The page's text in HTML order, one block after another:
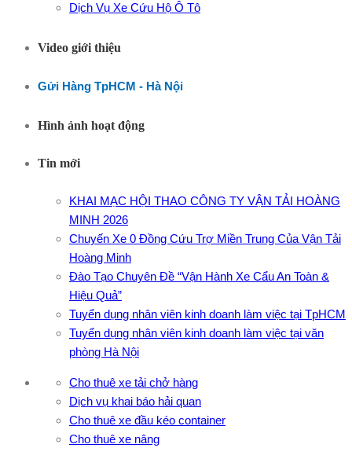
Dịch Vụ Xe Cứu Hộ Ô Tô
Video giới thiệu
Gửi Hàng TpHCM - Hà Nội
Hình ảnh hoạt động
Tin mới
KHAI MẠC HỘI THAO CÔNG TY VẬN TẢI HOÀNG
MINH 2026
Chuyến Xe 0 Đồng Cứu Trợ Miền Trung Của Vận Tải
Hoàng Minh
Đào Tạo Chuyên Đề “Vận Hành Xe Cẩu An Toàn &
Hiệu Quả”
Tuyển dụng nhân viên kinh doanh làm việc tại TpHCM
Tuyển dụng nhân viên kinh doanh làm việc tại văn
phòng Hà Nội
Cho thuê xe tải chở hàng
Dịch vụ khai báo hải quan
Cho thuê xe đầu kéo container
Cho thuê xe nâng